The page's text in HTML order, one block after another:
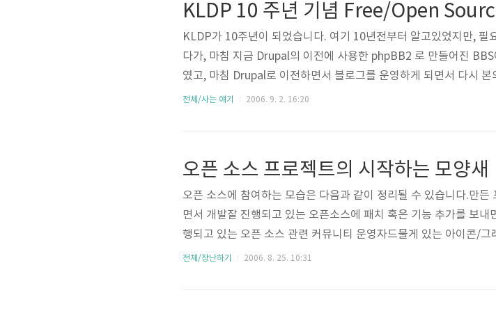
KLDP 10 주년 기념 Free/Open
KLDP가 10주년이 되었습니다. 여기 10년전부터 알고있었지만,
다가, 마침 지금 Drupal의 이전에 사용한 phpBB2 로 만들어진
였고, 마침 Drupal로 이전하면서 블로그를 운영하게 되면서 다시
운영하고 싶은 마음과 KLDP가 F/OSS 관련 주제의 블로그글을 모
전체/사는 얘기 2006. 9. 2. 16:20
오픈 소스 프로젝트의 시작하는 모양새
오픈 소스에 참여하는 모습은 다음과 같이 정리될 수 있습니다.만
면서 개발잘 진행되고 있는 오픈소스에 패치 혹은 기능 추가를 보
행되고 있는 오픈 소스 관련 커뮤니티 운영자드물게 있는 아이콘/
담당자 소스 코드 개발자로서 뭔가 오픈 소스관련된 일을 시작하는
전체/장난하기 2006. 8. 25. 10:31